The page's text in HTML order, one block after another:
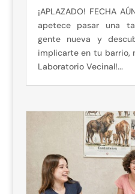
¡APLAZADO! FECHA
apetece pasar una
gente nueva y
implicarte en tu barrio,
Laboratorio Vecinal!...